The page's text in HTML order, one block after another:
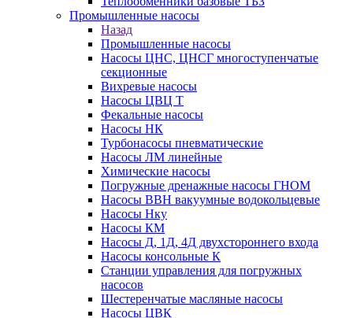
Промышленные насосы
Назад
Промышленные насосы
Насосы ЦНС, ЦНСГ многоступенчатые
секционные
Вихревые насосы
Насосы ЦВЦ Т
Фекальные насосы
Насосы НК
Турбонасосы пневматические
Насосы ЛМ линейные
Химические насосы
Погружные дренажные насосы ГНОМ
Насосы ВВН вакуумные водокольцевые
Насосы Нку
Насосы КМ
Насосы Д, 1Д, 4Д двухстороннего входа
Насосы консольные К
Станции управления для погружных
насосов
Шестеренчатые масляные насосы
Насосы ЦВК